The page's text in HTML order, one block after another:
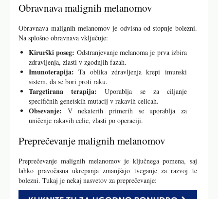
Obravnava malignih melanomov
Obravnava malignih melanomov je odvisna od stopnje bolezni.
Na splošno obravnava vključuje:
Kirurški poseg: Odstranjevanje melanoma je prva izbira
zdravljenja, zlasti v zgodnjih fazah.
Imunoterapija: Ta oblika zdravljenja krepi imunski
sistem, da se bori proti raku.
Targetirana terapija: Uporablja se za ciljanje
specifičnih genetskih mutacij v rakavih celicah.
Obsevanje: V nekaterih primerih se uporablja za
uničenje rakavih celic, zlasti po operaciji.
Preprečevanje malignih melanomov
Preprečevanje malignih melanomov je ključnega pomena, saj
lahko pravočasna ukrepanja zmanjšajo tveganje za razvoj te
bolezni. Tukaj je nekaj nasvetov za preprečevanje: